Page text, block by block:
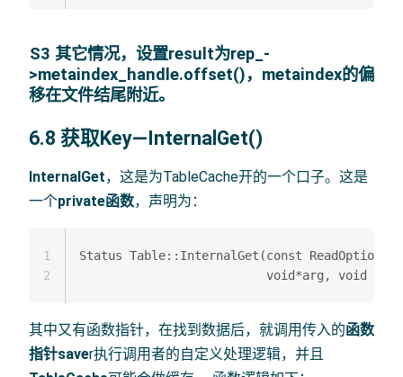
S3 其它情况，设置result为rep_-
>metaindex_handle.offset()，metaindex的偏
移在文件结尾附近。
6.8 获取Key—InternalGet()
InternalGet，这是为TableCache开的一个口子。这是
一个private函数，声明为：
Status Table::InternalGet(const
1
2
其中又有函数指针，在找到数据后，就调用传入的函数
指针saver执行调用者的自定义处理逻辑，并且